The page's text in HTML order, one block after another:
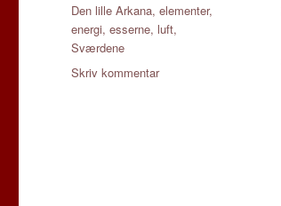
Tags
Den lille Arkana,elementer,
energi,esserne, luft,
Sværdene
Skriv kommentartil